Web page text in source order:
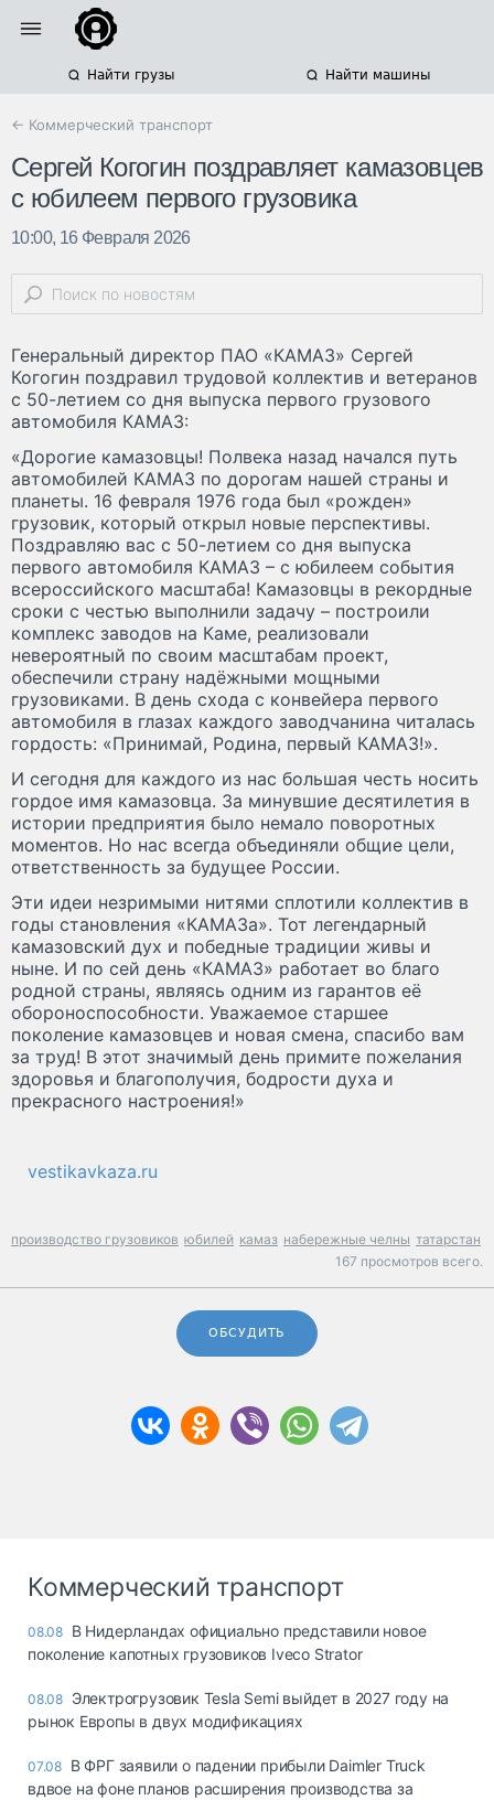
Найти грузы Найти машины
← Коммерческий транспорт
Сергей Когогин поздравляет камазовцев
с юбилеем первого грузовика
10:00, 16 Февраля 2026
Генеральный директор ПАО «КАМАЗ» Сергей
Когогин поздравил трудовой коллектив и ветеранов
с 50-летием со дня выпуска первого грузового
автомобиля КАМАЗ:
«Дорогие камазовцы! Полвека назад начался путь
автомобилей КАМАЗ по дорогам нашей страны и
планеты. 16 февраля 1976 года был «рожден»
грузовик, который открыл новые перспективы.
Поздравляю вас с 50-летием со дня выпуска
первого автомобиля КАМАЗ – с юбилеем события
всероссийского масштаба! Камазовцы в рекордные
сроки с честью выполнили задачу – построили
комплекс заводов на Каме, реализовали
невероятный по своим масштабам проект,
обеспечили страну надёжными мощными
грузовиками. В день схода с конвейера первого
автомобиля в глазах каждого заводчанина читалась
гордость: «Принимай, Родина, первый КАМАЗ!».
И сегодня для каждого из нас большая честь носить
гордое имя камазовца. За минувшие десятилетия в
истории предприятия было немало поворотных
моментов. Но нас всегда объединяли общие цели,
ответственность за будущее России.
Эти идеи незримыми нитями сплотили коллектив в
годы становления «КАМАЗа». Тот легендарный
камазовский дух и победные традиции живы и
ныне. И по сей день «КАМАЗ» работает во благо
родной страны, являясь одним из гарантов её
обороноспособности. Уважаемое старшее
поколение камазовцев и новая смена, спасибо вам
за труд! В этот значимый день примите пожелания
здоровья и благополучия, бодрости духа и
прекрасного настроения!»
vestikavkaza.ru
производство грузовиков юбилей камаз набережные челны татарстан
167 просмотров всего.
ОБСУДИТЬ
Коммерческий транспорт
08.08 В Нидерландах официально представили новое
поколение капотных грузовиков Iveco Strator
08.08 Электрогрузовик Tesla Semi выйдет в 2027 году на
рынок Европы в двух модификациях
07.08 В ФРГ заявили о падении прибыли Daimler Truck
вдвое на фоне планов расширения производства за